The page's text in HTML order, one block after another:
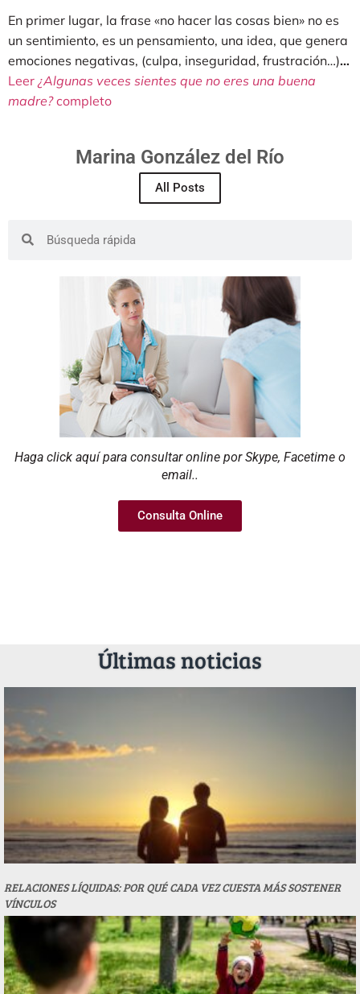
En primer lugar, la frase «no hacer las cosas bien» no es
un sentimiento, es un pensamiento, una idea, que genera
emociones negativas, (culpa, inseguridad, frustración…)…
Leer ¿Algunas veces sientes que no eres una buena
madre?completo
Marina González del Río
All Posts
Haga click aquí para consultar online por Skype, Facetime o
email..
Consulta Online
Últimas noticias
RELACIONES LÍQUIDAS: POR QUÉ CADA VEZ CUESTA MÁS SOSTENER
VÍNCULOS